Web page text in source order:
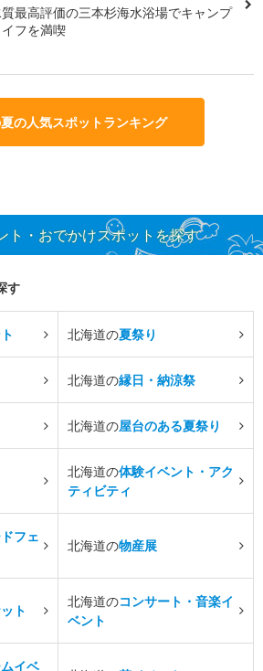
最高評価の三本杉海水浴場でキャンプ
フを満喫
の人気スポットランキング
ト・おでかけスポットを探す
す
北海道の夏祭り
北海道の縁日・納涼祭
北海道の屋台のある夏祭り
北海道の体験イベント・アク
ティビティ
フェ
北海道の物産展
ト
北海道のコンサート・音楽イ
ベント
イベ